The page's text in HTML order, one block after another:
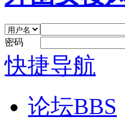
密码
快捷导航
论坛BBS